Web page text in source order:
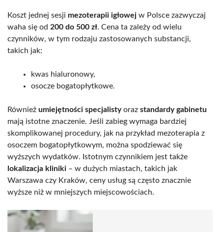
Koszt jednej sesji mezoterapii igłowej w Polsce zazwyczaj
waha się od 200 do 500 zł. Cena ta zależy od wielu
czynników, w tym rodzaju zastosowanych substancji,
takich jak:
kwas hialuronowy,
osocze bogatopłytkowe.
Również umiejętności specjalistyoraz standardy gabinetu
mają istotne znaczenie. Jeśli zabieg wymaga bardziej
skomplikowanej procedury, jak na przykład mezoterapia z
osoczem bogatopłytkowym, można spodziewać się
wyższych wydatków. Istotnym czynnikiem jest także
lokalizacja kliniki – w dużych miastach, takich jak
Warszawa czy Kraków, ceny usług są często znacznie
wyższe niż w mniejszych miejscowościach.